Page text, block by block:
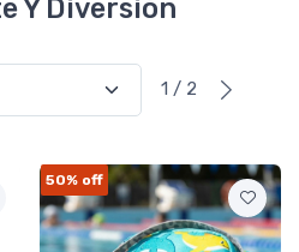
Y Diversión
1 / 2
50% off